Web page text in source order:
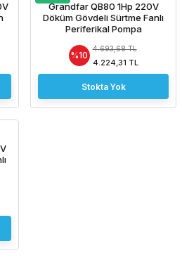
Grandfar QB80 1Hp 220V
Döküm Gövdeli Sürtme Fanlı
Periferikal Pompa
%10
4.693,68 TL
4.224,31 TL
Stokta Yok